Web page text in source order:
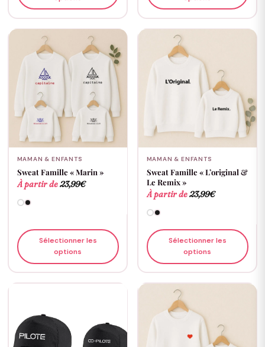
MAMAN & ENFANTS
Sweat Famille « Marin »
À partir de23,99€
Sélectionner les
options
MAMAN & ENFANTS
Sweat Famille « L’original &
Le Remix »
À partir de23,99€
Sélectionner les
options